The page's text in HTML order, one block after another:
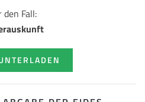
den Fall: